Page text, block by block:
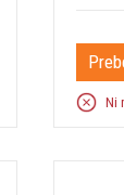
Ni